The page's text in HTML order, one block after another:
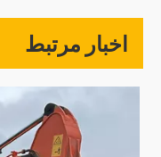
English
اخبار مرتبط